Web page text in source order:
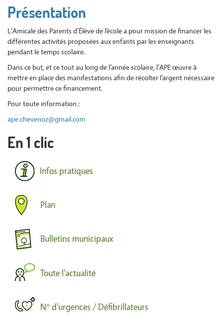
Présentation
L’Amicale des Parents d’Élève de l’école a pour mission de financer les
différentes activités proposées aux enfants par les enseignants
pendant le temps scolaire.
Dans ce but, et ce tout au long de l’année scolaire, l’APE œuvre à
mettre en place des manifestations afin de récolter l’argent nécessaire
pour permettre ce financement.
Pour toute information :
ape.chevenoz@gmail.com
En 1 clic
Infos pratiques
Plan
Bulletins municipaux
Toute l'actualité
N° d'urgences / Défibrillateurs